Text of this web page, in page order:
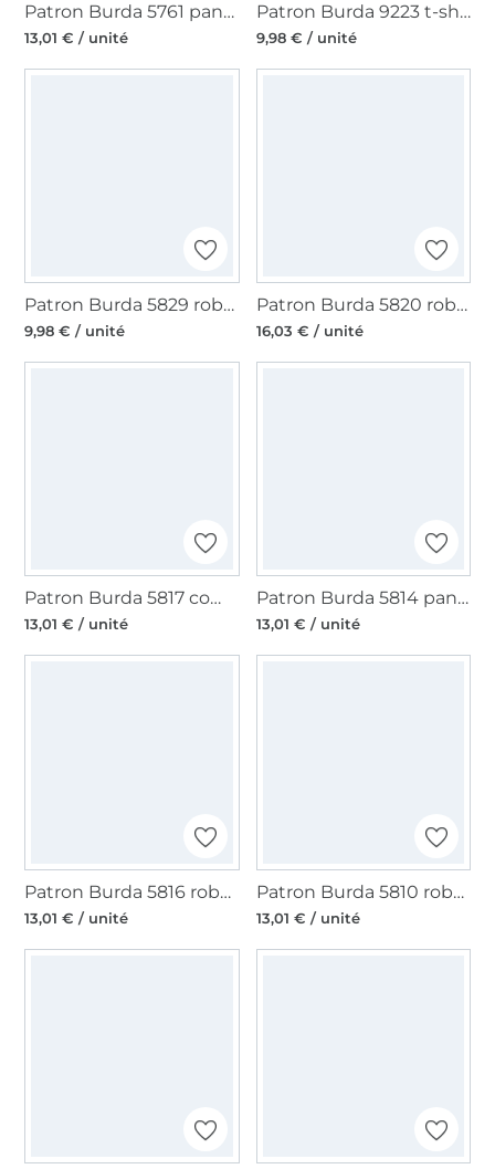
Patron Burda 5761 pantalon femme, version papier, en français
13,01 € / unité
Patron Burda 9223 t-shirt enfant, version papier, en français
9,98 € / unité
Patron Burda 5829 robe femme, version papier, en français
9,98 € / unité
Patron Burda 5820 robe femme, version papier, en français
16,03 € / unité
Patron Burda 5817 combinaison femme, version papier, en français
13,01 € / unité
Patron Burda 5814 pantalon / short homme, version papier, en français
13,01 € / unité
Patron Burda 5816 robe femme, version papier, en français
13,01 € / unité
Patron Burda 5810 robe femme, version papier, en français
13,01 € / unité